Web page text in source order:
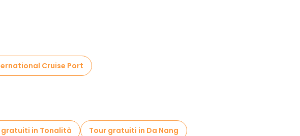
Cruise Port
gratuiti in Tonalità
Tour gratuiti in Da Nang